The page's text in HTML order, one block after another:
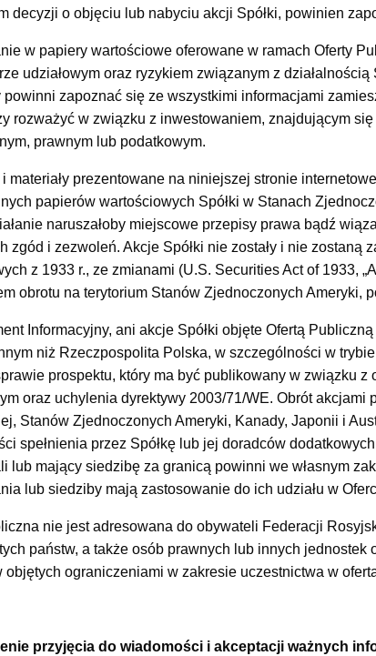
decyzji o objęciu lub nabyciu akcji Spółki, powinien
w papiery wartościowe oferowane w ramach Oferty
udziałowym oraz ryzykiem związanym z
powinni zapoznać się ze wszystkimi informacjami
rozważyć w związku z inwestowaniem, znajdującym
prawnym lub podatkowym.
i materiały prezentowane na niniejszej stronie
papierów wartościowych Spółki w Stanach
naruszałoby miejscowe przepisy prawa bądź
zgód i zezwoleń. Akcje Spółki nie zostały i nie
z 1933 r., ze zmianami (U.S. Securities Act of 1933,
obrotu na terytorium Stanów Zjednoczonych Ameryki,
Informacyjny, ani akcje Spółki objęte Ofertą
niż Rzeczpospolita Polska, w szczególności w
prospektu, który ma być publikowany w związku
oraz uchylenia dyrektywy 2003/71/WE. Obrót
Stanów Zjednoczonych Ameryki, Kanady, Japonii i
spełnienia przez Spółkę lub jej doradców
lub mający siedzibę za granicą powinni we własnym
lub siedziby mają zastosowanie do ich udziału w
nie jest adresowana do obywateli Federacji
państw, a także osób prawnych lub innych
objętych ograniczeniami w zakresie uczestnictwa w
przyjęcia do wiadomości i akceptacji ważnych